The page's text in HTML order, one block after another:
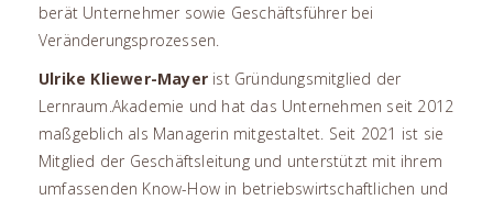
berät Unternehmer sowie Geschäftsführer bei
Veränderungsprozessen.
Ulrike Kliewer-Mayer ist Gründungsmitglied der
Lernraum.Akademie und hat das Unternehmen seit 2012
maßgeblich als Managerin mitgestaltet. Seit 2021 ist sie
Mitglied der Geschäftsleitung und unterstützt mit ihrem
umfassenden Know-How in betriebswirtschaftlichen und